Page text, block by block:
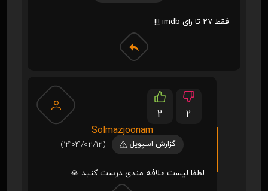
فقط ۲۷ تا رای imdb !!!
2
2
Solmazjoonam
گزارش اسپویل (1404/02/12)
لطفا لیست علافه مندی درست کنید 🙏